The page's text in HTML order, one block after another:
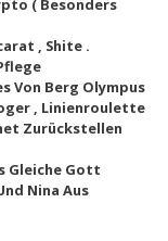
( Besonders
, Shite .
Von Berg Olympus
, Linienroulette
Zurückstellen
Gleiche Gott
Nina Aus